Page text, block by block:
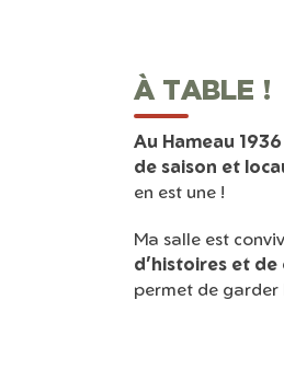
À TABLE !
Au Hameau 1936
de saison et
en est une !
Ma salle est
d’histoires et de
permet de garder